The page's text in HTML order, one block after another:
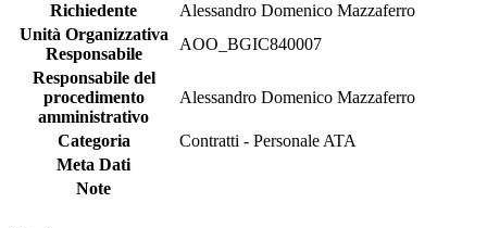
Richiedente
Alessandro Domenico Mazzaferro
Unità Organizzativa
Responsabile
AOO_BGIC840007
Responsabile del
procedimento
amministrativo
Alessandro Domenico Mazzaferro
Categoria
Contratti - Personale ATA
Meta Dati
Note